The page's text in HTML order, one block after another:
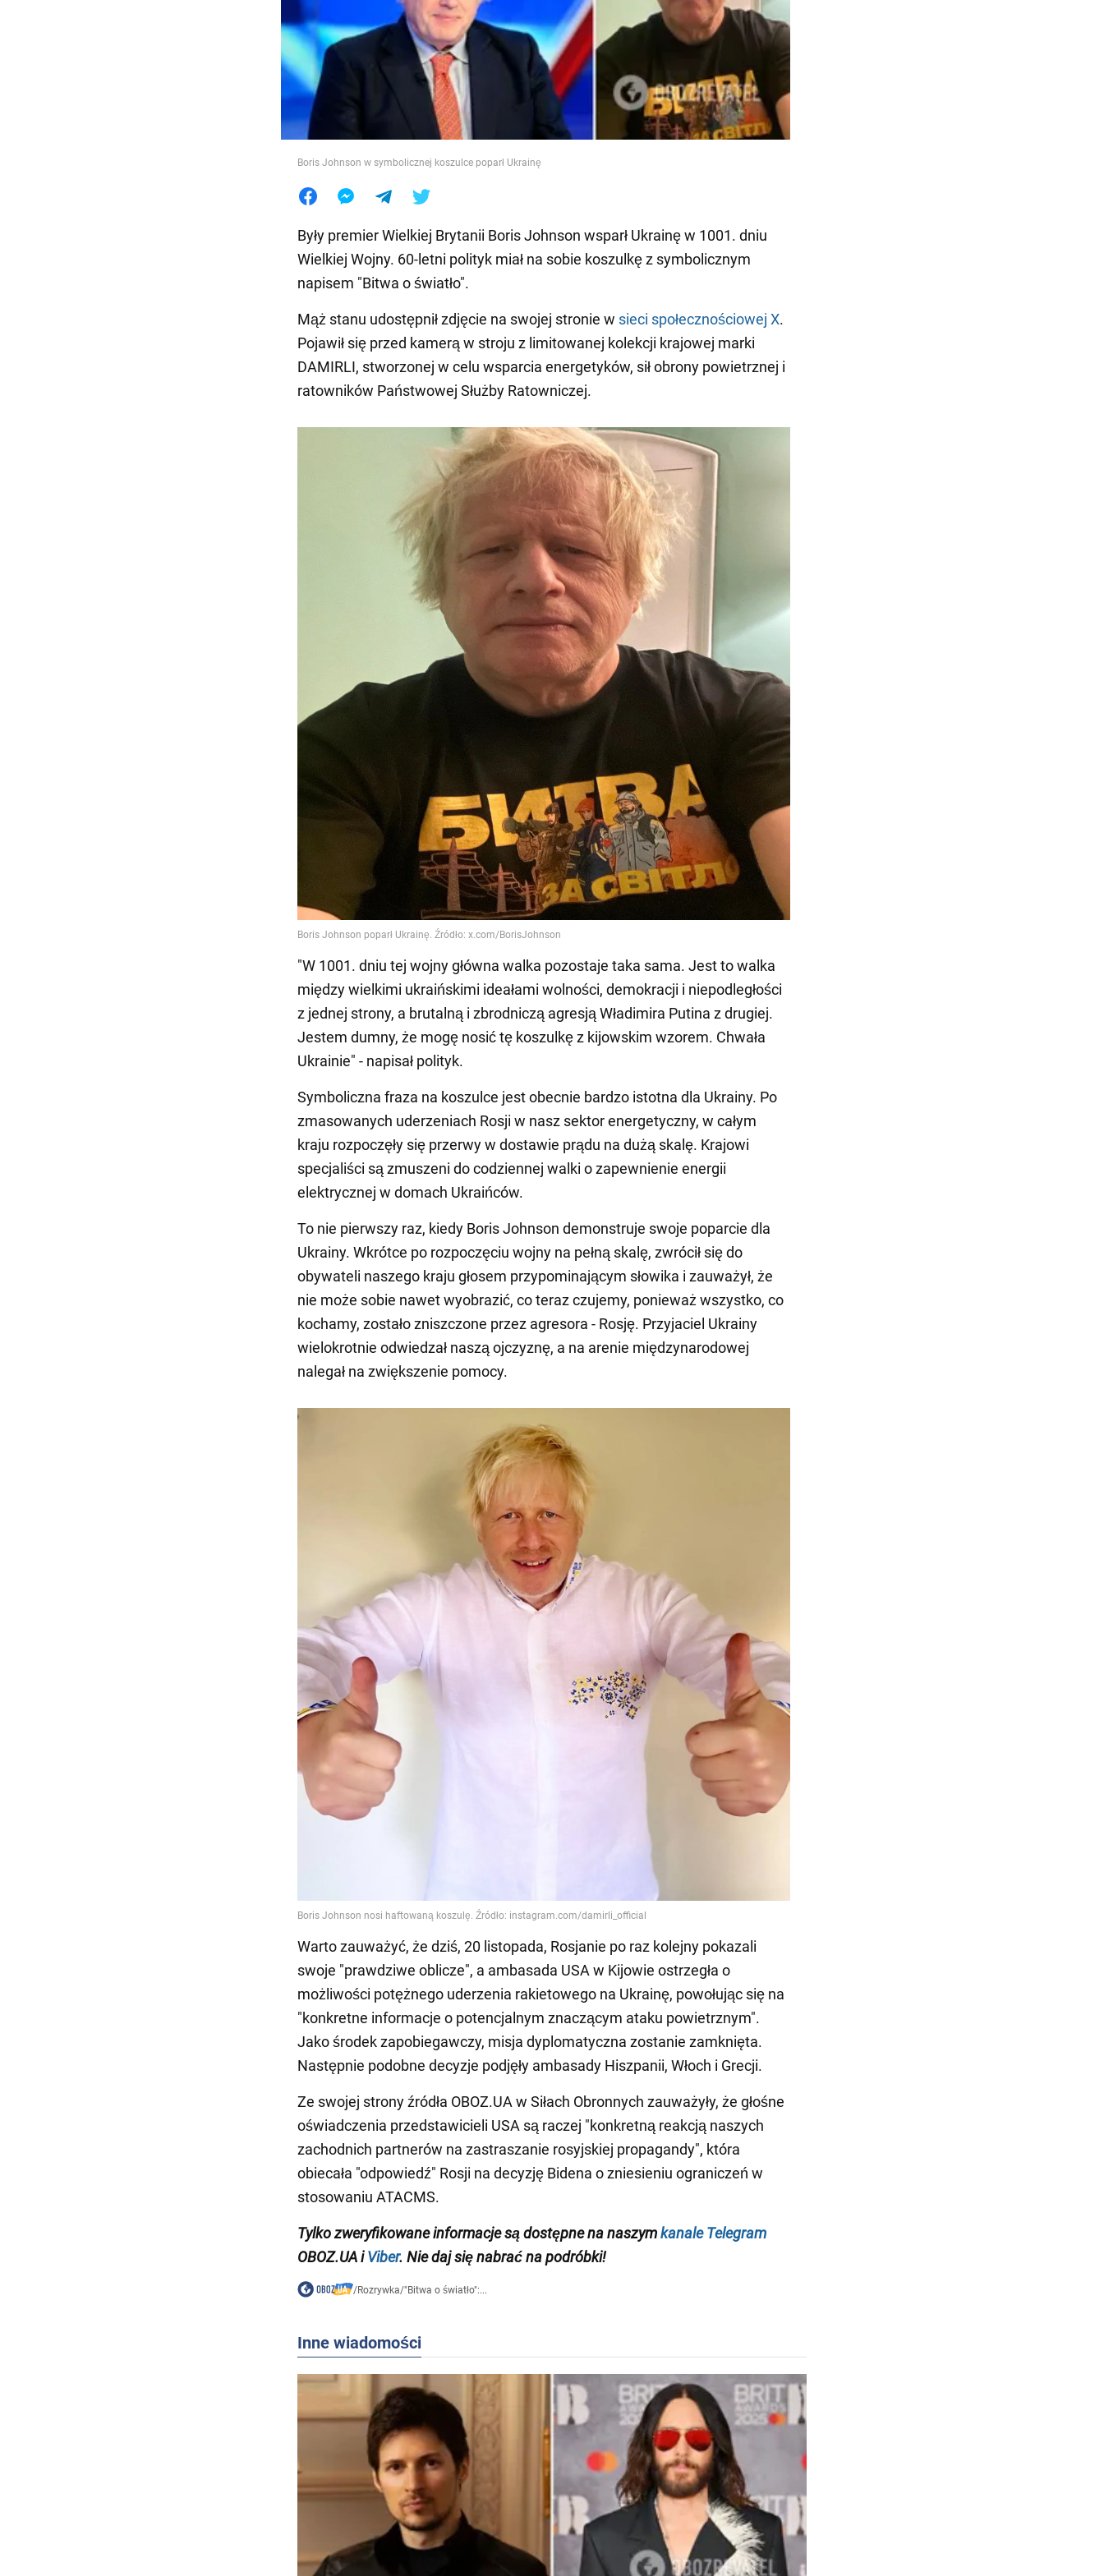
Jedzenie
Boris Johnson w symbolicznej koszulce poparł Ukrainę
Były premier Wielkiej Brytanii Boris Johnson wsparł Ukrainę w 1001. dniu
Wielkiej Wojny. 60-letni polityk miał na sobie koszulkę z symbolicznym
napisem "Bitwa o światło".
Mąż stanu udostępnił zdjęcie na swojej stronie w sieci społecznościowej X.
Pojawił się przed kamerą w stroju z limitowanej kolekcji krajowej marki
DAMIRLI, stworzonej w celu wsparcia energetyków, sił obrony powietrznej i
ratowników Państwowej Służby Ratowniczej.
"W 1001. dniu tej wojny główna walka pozostaje taka sama. Jest to walka
między wielkimi ukraińskimi ideałami wolności, demokracji i niepodległości
z jednej strony, a brutalną i zbrodniczą agresją Władimira Putina z drugiej.
Jestem dumny, że mogę nosić tę koszulkę z kijowskim wzorem. Chwała
Ukrainie" - napisał polityk.
Symboliczna fraza na koszulce jest obecnie bardzo istotna dla Ukrainy. Po
zmasowanych uderzeniach Rosji w nasz sektor energetyczny, w całym
kraju rozpoczęły się przerwy w dostawie prądu na dużą skalę. Krajowi
specjaliści są zmuszeni do codziennej walki o zapewnienie energii
elektrycznej w domach Ukraińców.
To nie pierwszy raz, kiedy Boris Johnson demonstruje swoje poparcie dla
Ukrainy. Wkrótce po rozpoczęciu wojny na pełną skalę, zwrócił się do
obywateli naszego kraju głosem przypominającym słowika i zauważył, że
nie może sobie nawet wyobrazić, co teraz czujemy, ponieważ wszystko, co
kochamy, zostało zniszczone przez agresora - Rosję. Przyjaciel Ukrainy
wielokrotnie odwiedzał naszą ojczyznę, a na arenie międzynarodowej
nalegał na zwiększenie pomocy.
Warto zauważyć, że dziś, 20 listopada, Rosjanie po raz kolejny pokazali
swoje "prawdziwe oblicze", a ambasada USA w Kijowie ostrzegła o
możliwości potężnego uderzenia rakietowego na Ukrainę, powołując się na
"konkretne informacje o potencjalnym znaczącym ataku powietrznym".
Jako środek zapobiegawczy, misja dyplomatyczna zostanie zamknięta.
Następnie podobne decyzje podjęły ambasady Hiszpanii, Włoch i Grecji.
Ze swojej strony źródła OBOZ.UA w Siłach Obronnych zauważyły, że głośne
oświadczenia przedstawicieli USA są raczej "konkretną reakcją naszych
zachodnich partnerów na zastraszanie rosyjskiej propagandy", która
obiecała "odpowiedź" Rosji na decyzję Bidena o zniesieniu ograniczeń w
stosowaniu ATACMS.
Tylkozweryfikowane informacje są dostępne na naszymkanale Telegram
OBOZ.UA iViber. Nie daj się nabrać na podróbki!
/Rozrywka/"Bitwa o światło":...
Inne wiadomości